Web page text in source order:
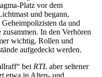
Platz vor dem
und begann,
da und
In den Verhören
wichtig, Rollen und
aufgedeckt werden.
bei RTL aber seltener